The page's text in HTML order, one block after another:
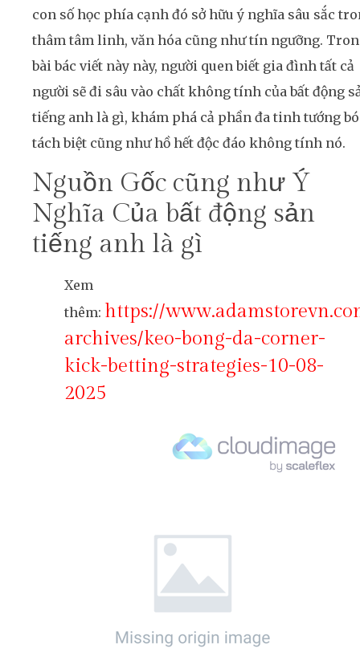
con số học phía cạnh đó sở hữu ý nghĩa sâu sắc
thâm tâm linh, văn hóa cũng như tín ngưỡng.
bài bác viết này này, người quen biết gia đình tất cả
người sẽ đi sâu vào chất không tính của bất động
tiếng anh là gì, khám phá cả phần đa tinh tướng
tách biệt cũng như hồ hết độc đáo không tính nó.
Nguồn Gốc cũng như Ý
Nghĩa Của bất động sản
tiếng anh là gì
Xem
thêm: https://
archives/keo-bong-da-corner-
kick-betting-strategies-10-08-
2025